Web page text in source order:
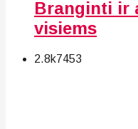
Branginti ir
visiems
2.8k7453